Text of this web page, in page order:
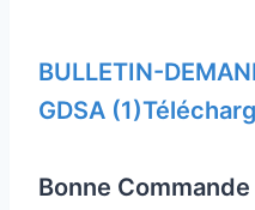
BULLETIN-
GDSA (1)
Bonne